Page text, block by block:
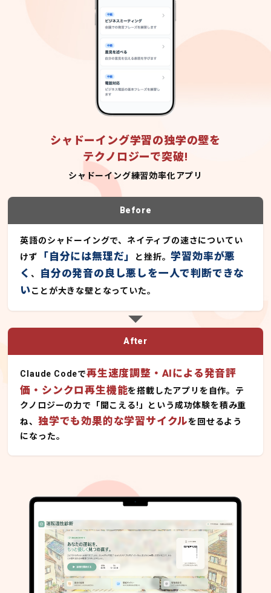
シャドーイング学習の独学の壁を
テクノロジーで突破!
シャドーイング練習効率化アプリ
Before
英語のシャドーイングで、ネイティブの速さについてい
けず
「自分には無理だ」 と挫折。学習効率が悪
く、
自分の発音の良し悪しを一人で判断できな
いことが大きな壁となっていた。
After
Claude Codeで再生速度調整・AIによる発音評
価・シンクロ再生機能を搭載したアプリを自作。テ
クノロジーの力で「聞こえる!」という成功体験を積み重
ね、独学でも効果的な学習サイクルを回せるよう
になった。